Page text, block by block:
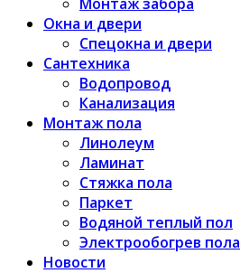
Окна и двери
Спецокна и двери
Сантехника
Водопровод
Канализация
Монтаж пола
Линолеум
Ламинат
Стяжка пола
Паркет
Водяной теплый пол
Электрообогрев пола
Новости